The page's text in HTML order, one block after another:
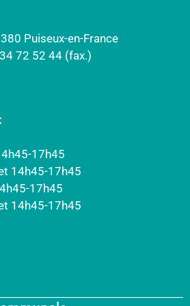
Puiseux-en-France
72 52 44 (fax.)
17h45
14h45-17h45
17h45
14h45-17h45